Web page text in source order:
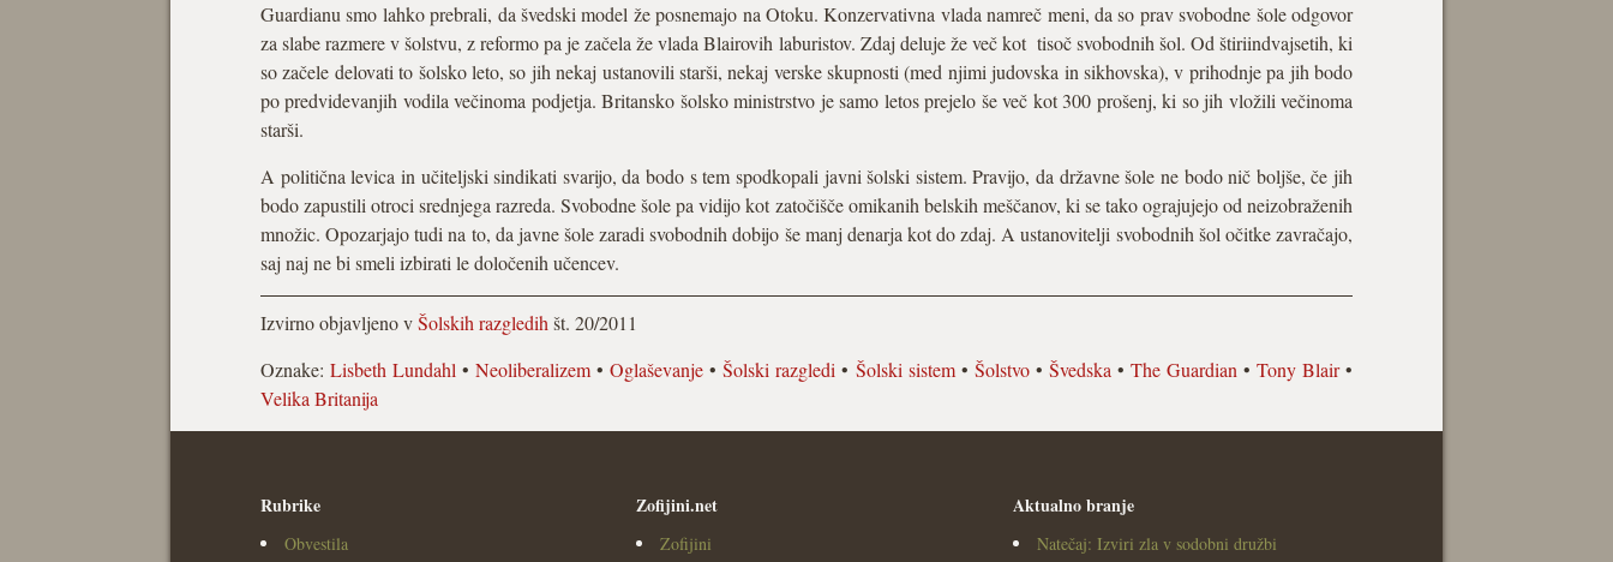
Guardianu smo lahko prebrali, da švedski model že posnemajo na Otoku. Konzervativna vlada namreč meni, da so prav svobodne šole odgovor
za slabe razmere v šolstvu, z reformo pa je začela že vlada Blairovih laburistov. Zdaj deluje že več kot tisoč svobodnih šol. Od štiriindvajsetih, ki
so začele delovati to šolsko leto, so jih nekaj ustanovili starši, nekaj verske skupnosti (med njimi judovska in sikhovska), v prihodnje pa jih bodo
po predvidevanjih vodila večinoma podjetja. Britansko šolsko ministrstvo je samo letos prejelo še več kot 300 prošenj, ki so jih vložili večinoma
starši.
A politična levica in učiteljski sindikati svarijo, da bodo s tem spodkopali javni šolski sistem. Pravijo, da državne šole ne bodo nič boljše, če jih
bodo zapustili otroci srednjega razreda. Svobodne šole pa vidijo kot zatočišče omikanih belskih meščanov, ki se tako ograjujejo od neizobraženih
množic. Opozarjajo tudi na to, da javne šole zaradi svobodnih dobijo še manj denarja kot do zdaj. A ustanovitelji svobodnih šol očitke zavračajo,
saj naj ne bi smeli izbirati le določenih učencev.
Izvirno objavljeno vŠolskih razgledih št. 20/2011
Oznake:Lisbeth Lundahl •Neoliberalizem •Oglaševanje •Šolski razgledi • Šolski sistem• Šolstvo• Švedska • The Guardian • Tony Blair•
Velika Britanija
Rubrike
Obvestila
Zofijini.net
Zofijini
Aktualno branje
Natečaj: Izviri zla v sodobni družbi